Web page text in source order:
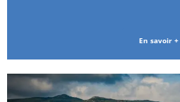
En savoir +